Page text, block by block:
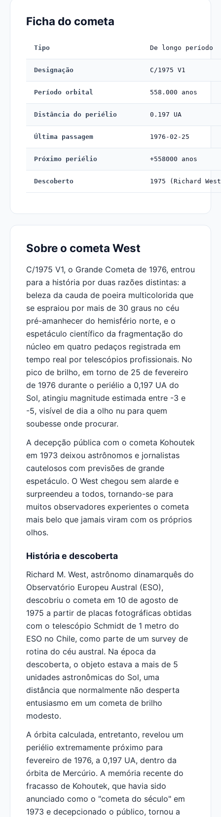
Ficha do cometa
Tipo De longo período
Designação C/1975 V1
Período orbital 558.000 anos
Distância do periélio 0.197 UA
Última passagem 1976-02-25
Próximo periélio +558000 anos
Descoberto 1975 (Richard
Sobre o cometa West
C/1975 V1, o Grande Cometa de 1976, entrou
para a história por duas razões distintas: a
beleza da cauda de poeira multicolorida que
se espraiou por mais de 30 graus no céu
pré-amanhecer do hemisfério norte, e o
espetáculo científico da fragmentação do
núcleo em quatro pedaços registrada em
tempo real por telescópios profissionais. No
pico de brilho, em torno de 25 de fevereiro
de 1976 durante o periélio a 0,197 UA do
Sol, atingiu magnitude estimada entre -3 e
-5, visível de dia a olho nu para quem
soubesse onde procurar.
A decepção pública com o cometa Kohoutek
em 1973 deixou astrônomos e jornalistas
cautelosos com previsões de grande
espetáculo. O West chegou sem alarde e
surpreendeu a todos, tornando-se para
muitos observadores experientes o cometa
mais belo que jamais viram com os próprios
olhos.
História e descoberta
Richard M. West, astrônomo dinamarquês do
Observatório Europeu Austral (ESO),
descobriu o cometa em 10 de agosto de
1975 a partir de placas fotográficas obtidas
com o telescópio Schmidt de 1 metro do
ESO no Chile, como parte de um survey de
rotina do céu austral. Na época da
descoberta, o objeto estava a mais de 5
unidades astronômicas do Sol, uma
distância que normalmente não desperta
entusiasmo em um cometa de brilho
modesto.
A órbita calculada, entretanto, revelou um
periélio extremamente próximo para
fevereiro de 1976, a 0,197 UA, dentro da
órbita de Mercúrio. A memória recente do
fracasso de Kohoutek, que havia sido
anunciado como o "cometa do século" em
1973 e decepcionado o público, tornou a